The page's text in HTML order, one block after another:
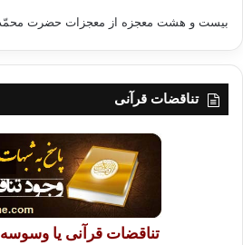
بیست و هشت معجزه از معجزات حضرت محمّد
تناقضات قرآنی
تناقضات قرآنی یا